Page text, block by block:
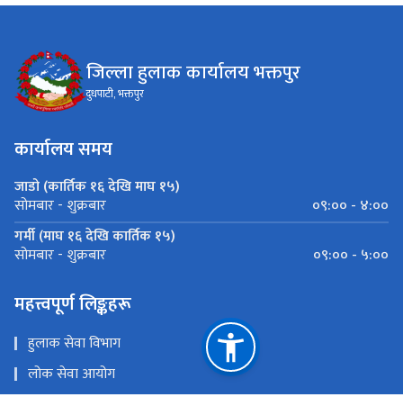
जिल्ला हुलाक कार्यालय भक्तपुर
दुधपाटी, भक्तपुर
कार्यालय समय
जाडो (कार्तिक १६ देखि माघ १५)
सोमबार - शुक्रबार
०९:०० - ४:००
गर्मी (माघ १६ देखि कार्तिक १५)
सोमबार - शुक्रबार ०९:०० - ५:००
महत्त्वपूर्ण लिङ्कहरू
हुलाक सेवा विभाग
लोक सेवा आयोग